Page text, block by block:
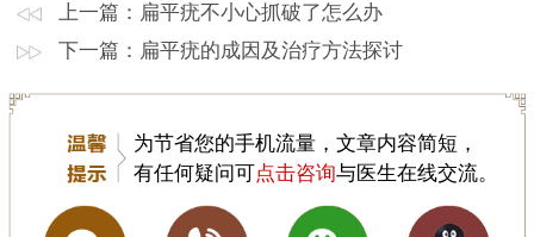
上一篇： 扁平疣不小心抓破了怎么办
下一篇： 扁平疣的成因及治疗方法探讨
为节省您的手机流量，文章内容简短，
有任何疑问可点击咨询与医生在线交流。